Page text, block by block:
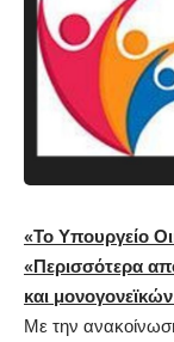
«Το Υπουργείο
«Περισσότερα
και
Με την